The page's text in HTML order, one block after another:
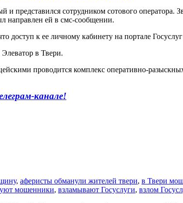
представился сотрудником сотового
направлен ей в смс-сообщении.
доступ к ее личному кабинету на портале
в Твери.
проводится комплекс оперативно-
канале!
, аферисты обманули жителей твери, в Твери
мошенники, взламывают Госуслуги, взлом